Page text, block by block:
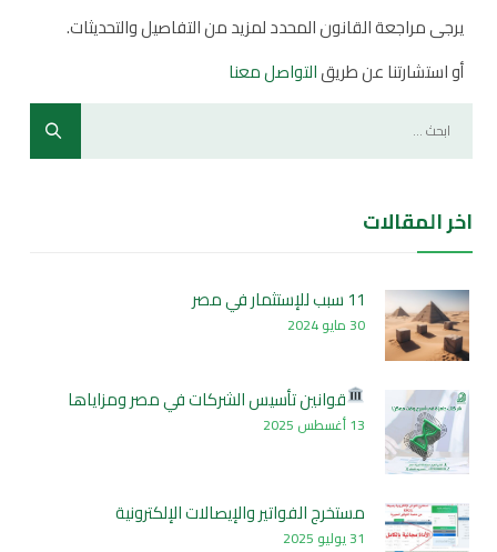
يرجى مراجعة القانون المحدد لمزيد من التفاصيل والتحديثات.
أو استشارتنا عن طريقالتواصل معنا
اخر المقالات
11 سبب للإستثمار في مصر
30 مايو 2024
قوانين تأسيس الشركات في مصر ومزاياها
13 أغسطس 2025
مستخرج الفواتير والإيصالات الإلكترونية
31 يوليو 2025